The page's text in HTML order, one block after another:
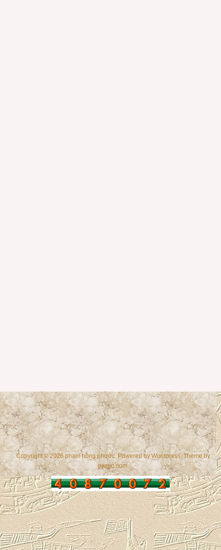
Copyright © 2026 phạm hồng phước. Powered byWordpress, Theme by
gazpo.com.